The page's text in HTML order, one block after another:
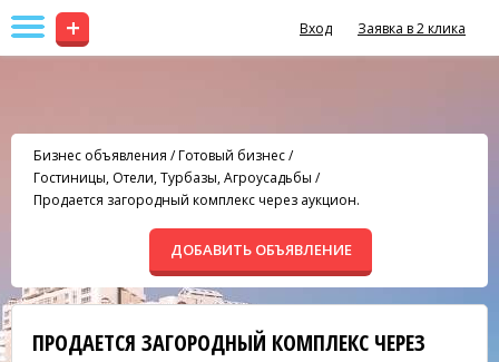
+ Вход Заявка в 2 клика
Бизнес объявления /Готовый бизнес/
Гостиницы, Отели, Турбазы, Агроусадьбы /
Продается загородный комплекс через аукцион.
ДОБАВИТЬ ОБЪЯВЛЕНИЕ
ПРОДАЕТСЯ ЗАГОРОДНЫЙ КОМПЛЕКС ЧЕРЕЗ